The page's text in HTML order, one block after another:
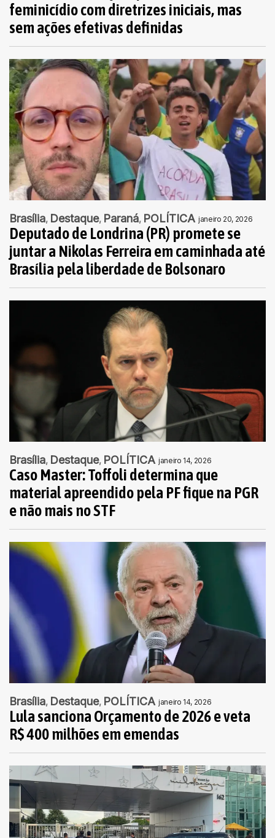
feminicídio com diretrizes iniciais, mas
sem ações efetivas definidas
Brasília Destaque Paraná POLÍTICA janeiro 20, 2026
Deputado de Londrina (PR) promete se
juntar a Nikolas Ferreira em caminhada até
Brasília pela liberdade de Bolsonaro
Brasília Destaque POLÍTICA janeiro 14, 2026
Caso Master: Toffoli determina que
material apreendido pela PF fique na PGR
e não mais no STF
Brasília Destaque POLÍTICA janeiro 14, 2026
Lula sanciona Orçamento de 2026 e veta
R$ 400 milhões em emendas